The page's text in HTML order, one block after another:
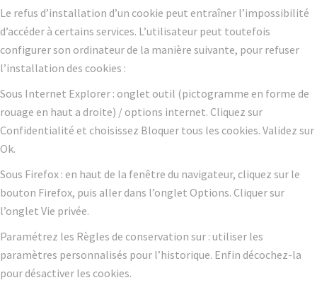
Le refus d’installation d’un cookie peut entraîner l’impossibilité
d’accéder à certains services. L’utilisateur peut toutefois
configurer son ordinateur de la manière suivante, pour refuser
l’installation des cookies :
Sous Internet Explorer : onglet outil (pictogramme en forme de
rouage en haut a droite) / options internet. Cliquez sur
Confidentialité et choisissez Bloquer tous les cookies. Validez sur
Ok.
Sous Firefox : en haut de la fenêtre du navigateur, cliquez sur le
bouton Firefox, puis aller dans l’onglet Options. Cliquer sur
l’onglet Vie privée.
Paramétrez les Règles de conservation sur : utiliser les
paramètres personnalisés pour l’historique. Enfin décochez-la
pour désactiver les cookies.